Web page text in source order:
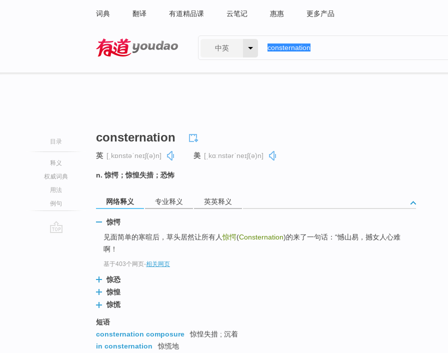
词典 翻译 有道精品课 云笔记 惠惠 更多产品
中英
目录
释义
权威词典
用法
例句
consternation
英 [ˌkɒnstəˈneɪʃ(ə)n] 美 [ˌkɑːnstərˈneɪʃ(ə)n]
n. 惊愕；惊惶失措；恐怖
网络释义 专业释义 英英释义
惊愕
见面简单的寒暄后，草头居然让所有人惊愕(Consternation)的来了一句话：“憾山易，撼女人心难
啊！
基于403个网页-相关网页
惊恐
惊惶
惊慌
短语
consternation composure
惊惶失措 ; 沉着
in consternation
惊慌地